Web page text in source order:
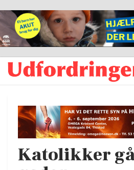
Katolikker